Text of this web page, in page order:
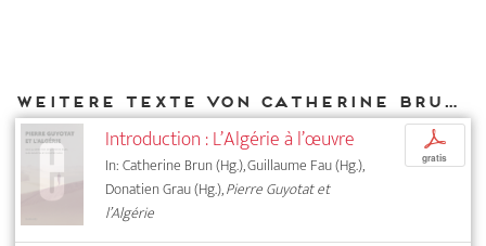
Weitere Texte von Catherine Brun bei DIAPHANES
Introduction : L’Algérie à l’œuvre
In: Catherine Brun (Hg.), Guillaume Fau (Hg.),
Donatien Grau (Hg.),Pierre Guyotat et
l’Algérie
p
gratis